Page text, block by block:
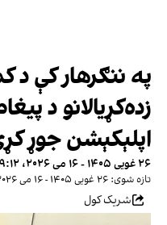
په ننګرهار کې
زده‌کړیالانو د
اپلېکېشن جوړ
۲۶ غویی ۱۴۰۵ - ۱۶ می ۲۰۲۶، ۰۹:۱۲ GMT+۱
تازه شوی: ۲۶ غویی ۱۴۰۵ - ۱۶ می ۲۰۲۶، ۱۰:۲۰ GMT+۱
شریک کول